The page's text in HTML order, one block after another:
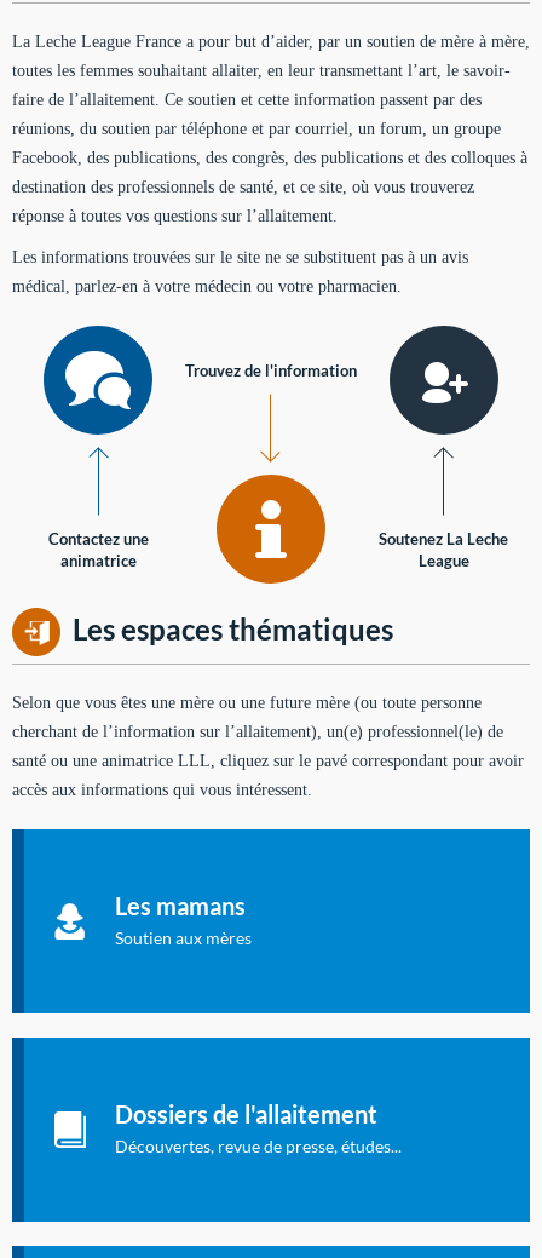
La Leche League France a pour but d’aider, par un soutien de mère à mère,
toutes les femmes souhaitant allaiter, en leur transmettant l’art, le savoir-
faire de l’allaitement. Ce soutien et cette information passent par des
réunions, du soutien par téléphone et par courriel, un forum, un groupe
Facebook, des publications, des congrès, des publications et des colloques à
destination des professionnels de santé, et ce site, où vous trouverez
réponse à toutes vos questions sur l’allaitement.
Les informations trouvées sur le site ne se substituent pas à un avis
médical, parlez-en à votre médecin ou votre pharmacien.
Contactez une
animatrice
Trouvez de l'information
Soutenez La Leche
League
Les espaces thématiques
Selon que vous êtes une mère ou une future mère (ou toute personne
cherchant de l’information sur l’allaitement), un(e) professionnel(le) de
santé ou une animatrice LLL, cliquez sur le pavé correspondant pour avoir
accès aux informations qui vous intéressent.
Les mamans
Soutien aux mères
à allaiter et vous informer : toutes les rubriques qui
concernent l'allaitement.
Dossiers de l'allaitement
Découvertes, revue de presse, études...
dernières études sur l'allaitement publiées dans la presse
internationale.